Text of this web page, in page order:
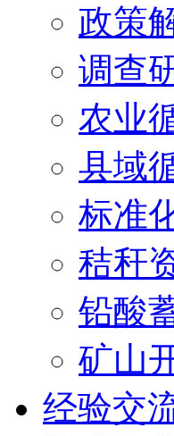
政策
调查
农业
县域
标准
秸秆
铅酸
矿山
经验交